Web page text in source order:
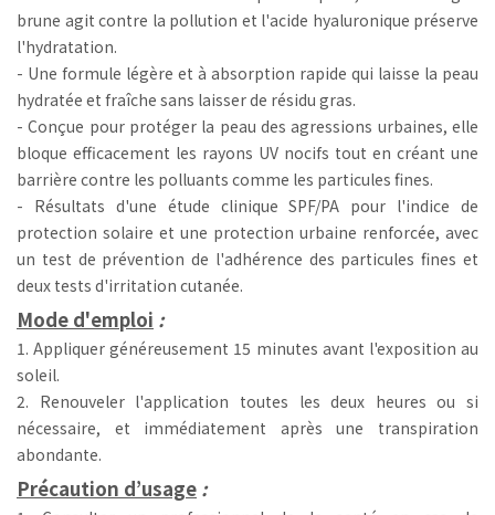
brune agit contre la pollution et l'acide hyaluronique préserve
l'hydratation.
- Une formule légère et à absorption rapide qui laisse la peau
hydratée et fraîche sans laisser de résidu gras.
- Conçue pour protéger la peau des agressions urbaines, elle
bloque efficacement les rayons UV nocifs tout en créant une
barrière contre les polluants comme les particules fines.
- Résultats d'une étude clinique SPF/PA pour l'indice de
protection solaire et une protection urbaine renforcée, avec
un test de prévention de l'adhérence des particules fines et
deux tests d'irritation cutanée.
Mode d'emploi :
1. Appliquer généreusement 15 minutes avant l'exposition au
soleil.
2. Renouveler l'application toutes les deux heures ou si
nécessaire, et immédiatement après une transpiration
abondante.
Précaution d’usage :